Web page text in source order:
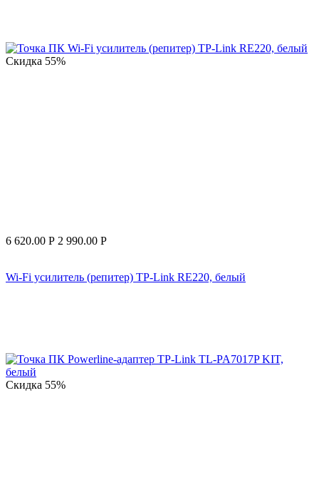
Скидка 55%
6 620.00 Р 2 990.00 Р
Wi-Fi усилитель (репитер) TP-Link RE220, белый
Скидка 55%